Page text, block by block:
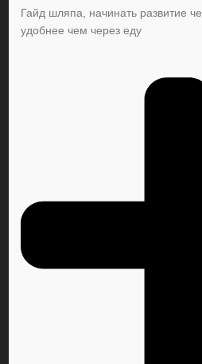
Гайд шляпа, начинать развитие
удобнее чем через еду